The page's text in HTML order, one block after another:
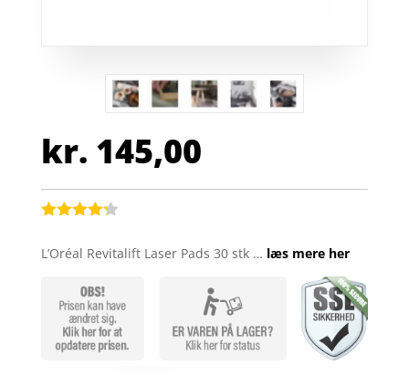
kr. 145,00
ud af 5
kundebedø
mmelser
L’Oréal Revitalift Laser Pads 30 stk … læs mere her